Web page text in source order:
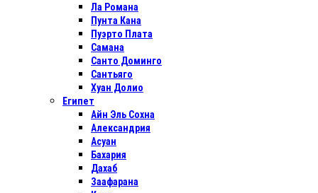
Ла Романа
Пунта Кана
Пуэрто Плата
Самана
Санто Доминго
Сантьяго
Хуан Долио
Египет
Айн Эль Сохна
Александрия
Асуан
Бахария
Дахаб
Заафарана